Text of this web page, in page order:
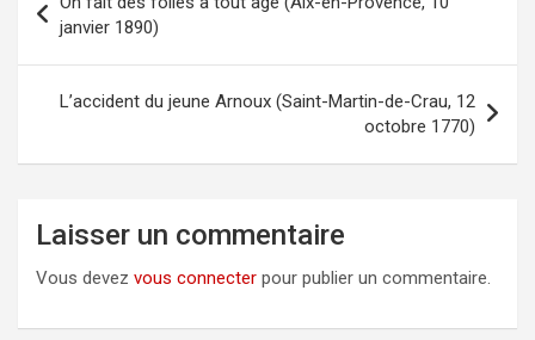
Navigation
l’article
janvier 1890)
L’accident du jeune Arnoux (Saint-Martin-de-Crau, 12
octobre 1770)
Laisser un commentaire
Vous devez vous connecter pour publier un commentaire.